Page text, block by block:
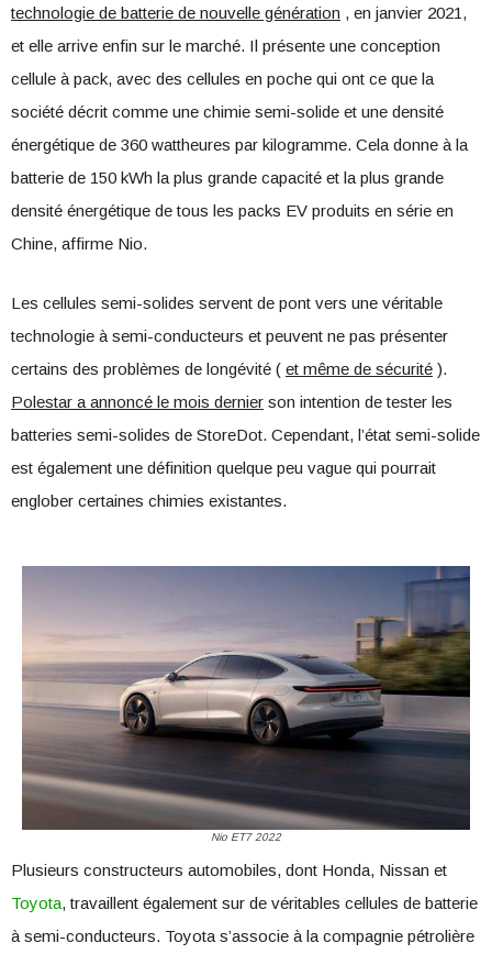
technologie de batterie de nouvelle génération , en janvier 2021,
et elle arrive enfin sur le marché. Il présente une conception
cellule à pack, avec des cellules en poche qui ont ce que la
société décrit comme une chimie semi-solide et une densité
énergétique de 360 wattheures par kilogramme. Cela donne à la
batterie de 150 kWh la plus grande capacité et la plus grande
densité énergétique de tous les packs EV produits en série en
Chine, affirme Nio.
Les cellules semi-solides servent de pont vers une véritable
technologie à semi-conducteurs et peuvent ne pas présenter
certains des problèmes de longévité ( et même de sécurité ).
Polestar a annoncé le mois dernier son intention de tester les
batteries semi-solides de StoreDot. Cependant, l’état semi-solide
est également une définition quelque peu vague qui pourrait
englober certaines chimies existantes.
Nio ET7 2022
Plusieurs constructeurs automobiles, dont Honda, Nissan et
Toyota, travaillent également sur de véritables cellules de batterie
à semi-conducteurs. Toyota s’associe à la compagnie pétrolière